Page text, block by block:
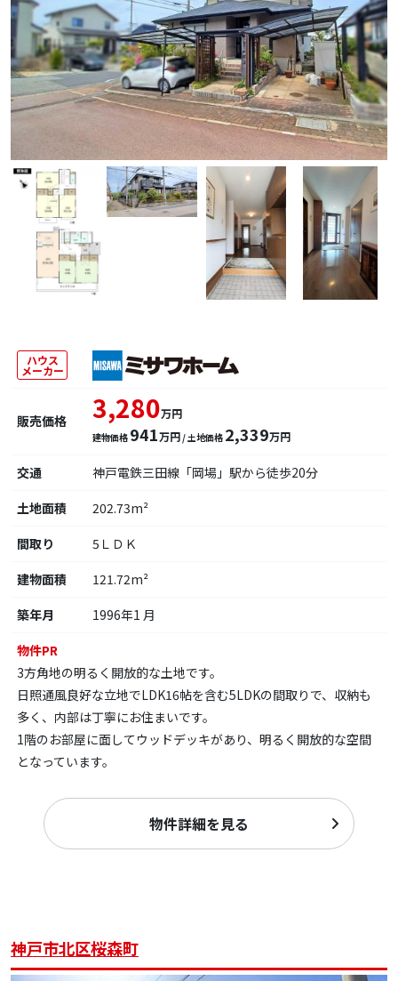
ハウス
メーカー
販売価格 3,280万円
建物価格 941万円 / 土地価格 2,339万円
交通
神戸電鉄三田線「岡場」駅から徒歩20分
土地面積
202.73m²
間取り
5ＬＤＫ
建物面積
121.72m²
築年月
1996年1 月
物件PR
3方角地の明るく開放的な土地です。
日照通風良好な立地でLDK16帖を含む5LDKの間取りで、収納も
多く、内部は丁寧にお住まいです。
1階のお部屋に面してウッドデッキがあり、明るく開放的な空間
となっています。
物件詳細を見る
神戸市北区桜森町